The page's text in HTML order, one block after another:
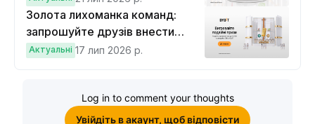
Золота лихоманка команд:
запрошуйте друзів внести
депозит на $100 і торгувати на
Актуальні 17 лип 2026 р.
Log in to comment your thoughts
Увійдіть в акаунт, щоб відповісти